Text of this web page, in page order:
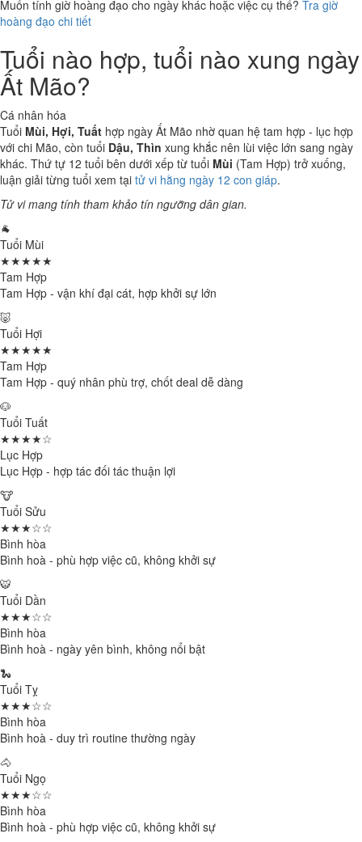
Muốn tính giờ hoàng đạo cho ngày khác hoặc việc cụ thể? Tra giờ
hoàng đạo chi tiết
Tuổi nào hợp, tuổi nào xung ngày
Ất Mão?
Cá nhân hóa
Tuổi Mùi, Hợi, Tuất hợp ngày Ất Mão nhờ quan hệ tam hợp - lục hợp
với chi Mão, còn tuổi Dậu, Thìn xung khắc nên lùi việc lớn sang ngày
khác. Thứ tự 12 tuổi bên dưới xếp từ tuổi Mùi (Tam Hợp) trở xuống,
luận giải từng tuổi xem tại tử vi hằng ngày 12 con giáp.
Tử vi mang tính tham khảo tín ngưỡng dân gian.
🐐
Tuổi Mùi
★★★★★
Tam Hợp
Tam Hợp - vận khí đại cát, hợp khởi sự lớn
🐷
Tuổi Hợi
★★★★★
Tam Hợp
Tam Hợp - quý nhân phù trợ, chốt deal dễ dàng
🐶
Tuổi Tuất
★★★★☆
Lục Hợp
Lục Hợp - hợp tác đối tác thuận lợi
🐮
Tuổi Sửu
★★★☆☆
Bình hòa
Bình hoà - phù hợp việc cũ, không khởi sự
🐯
Tuổi Dần
★★★☆☆
Bình hòa
Bình hoà - ngày yên bình, không nổi bật
🐍
Tuổi Tỵ
★★★☆☆
Bình hòa
Bình hoà - duy trì routine thường ngày
🐴
Tuổi Ngọ
★★★☆☆
Bình hòa
Bình hoà - phù hợp việc cũ, không khởi sự